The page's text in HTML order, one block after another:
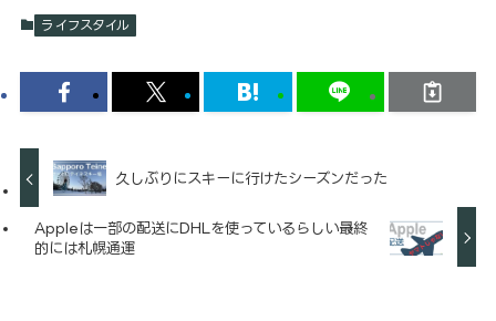
ライフスタイル
久しぶりにスキーに行けたシーズンだった
Appleは一部の配送にDHLを使っているらしい→最終
的には札幌通運